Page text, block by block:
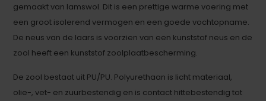
gemaakt van lamswol. Dit is een prettige warme voering met
een groot isolerend vermogen en een goede vochtopname.
De neus van de laars is voorzien van een kunststof neus en de
zool heeft een kunststof zoolplaatbescherming.
De zool bestaat uit PU/PU. Polyurethaan is licht materiaal,
olie-, vet- en zuurbestendig en is contact hittebestendig tot